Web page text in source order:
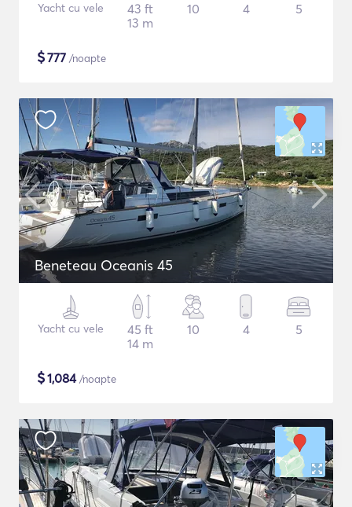
Yacht cu vele
43 ft
13 m
10 4 5
$777 /noapte
Beneteau Oceanis 45
Yacht cu vele
45 ft
14 m
10 4 5
$1,084/noapte